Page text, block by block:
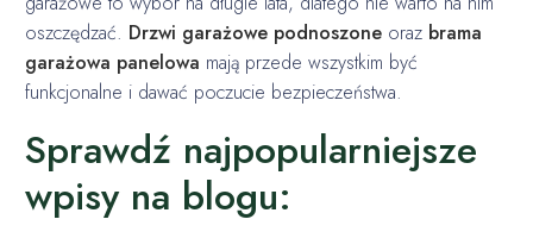
oszczędzać. Drzwi garażowe podnoszone oraz brama
garażowa panelowa mają przede wszystkim być
funkcjonalne i dawać poczucie bezpieczeństwa.
Sprawdź najpopularniejsze
wpisy na blogu: